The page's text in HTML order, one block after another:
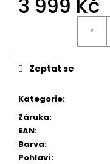
3 999 Kč
Kategorie:
Záruka:
EAN:
Barva:
Pohlaví:
Zeptat se